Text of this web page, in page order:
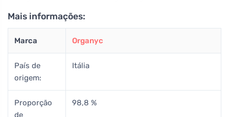
Mais informações:
Marca Organyc
País de
origem:
Itália
Proporção
de
98,8 %